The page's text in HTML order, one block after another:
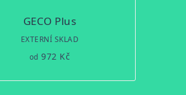
GECO Plus
EXTERNÍ SKLAD
od 972 Kč